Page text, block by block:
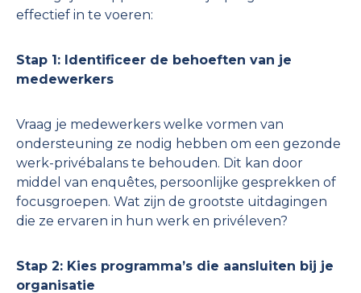
effectief in te voeren:
Stap 1: Identificeer de behoeften van je
medewerkers
Vraag je medewerkers welke vormen van
ondersteuning ze nodig hebben om een gezonde
werk-privébalans te behouden. Dit kan door
middel van enquêtes, persoonlijke gesprekken of
focusgroepen. Wat zijn de grootste uitdagingen
die ze ervaren in hun werk en privéleven?
Stap 2: Kies programma’s die aansluiten bij je
organisatie